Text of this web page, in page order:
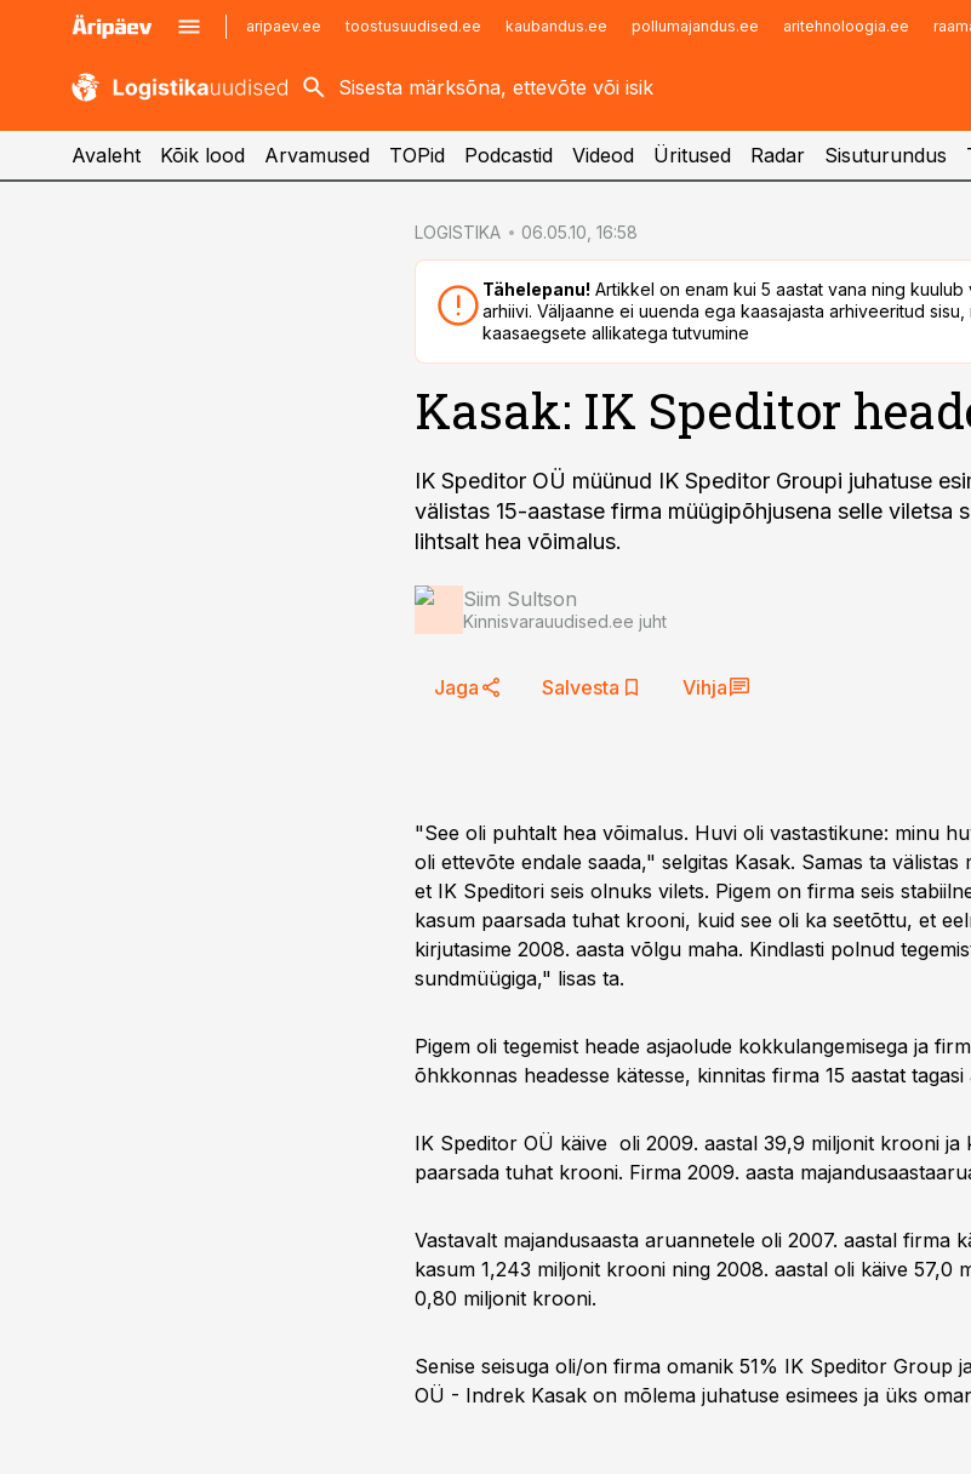
aripaev.ee toostusuudised.ee kaubandus.ee pollumajandus.ee aritehnoloogia.ee
kaubandus.ee
kinnisvarauudised.ee
imelineajalugu.ee
Infopank
Avaleht Kõik lood Arvamused TOPid Podcastid Videod Üritused Radar Sisuturundus
LOGISTIKA 06.05.10, 16:58
Tähelepanu! Artikkel on enam kui 5 aastat vana ning
arhiivi. Väljaanne ei uuenda ega kaasajasta arhiveeritud
kaasaegsete allikatega tutvumine
Kasak: IK Speditor
IK Speditor OÜ müünud IK Speditor Groupi juhatuse
välistas 15-aastase firma müügipõhjusena selle viletsa
lihtsalt hea võimalus.
Siim Sultson
Kinnisvarauudised.ee juht
Jaga Salvesta Vihja
"See oli puhtalt hea võimalus. Huvi oli vastastikune: minu
oli ettevõte endale saada," selgitas Kasak. Samas ta välistas
et IK Speditori seis olnuks vilets. Pigem on firma seis
kasum paarsada tuhat krooni, kuid see oli ka seetõttu, et
kirjutasime 2008. aasta võlgu maha. Kindlasti polnud
sundmüügiga," lisas ta.
Pigem oli tegemist heade asjaolude kokkulangemisega ja
õhkkonnas headesse kätesse, kinnitas firma 15 aastat tagasi
IK Speditor OÜ käive oli 2009. aastal 39,9 miljonit krooni ja
paarsada tuhat krooni. Firma 2009. aasta
Vastavalt majandusaasta aruannetele oli 2007. aastal firma
kasum 1,243 miljonit krooni ning 2008. aastal oli käive 57,0
0,80 miljonit krooni.
Senise seisuga oli/on firma omanik 51% IK Speditor Group
OÜ - Indrek Kasak on mõlema juhatuse esimees ja üks